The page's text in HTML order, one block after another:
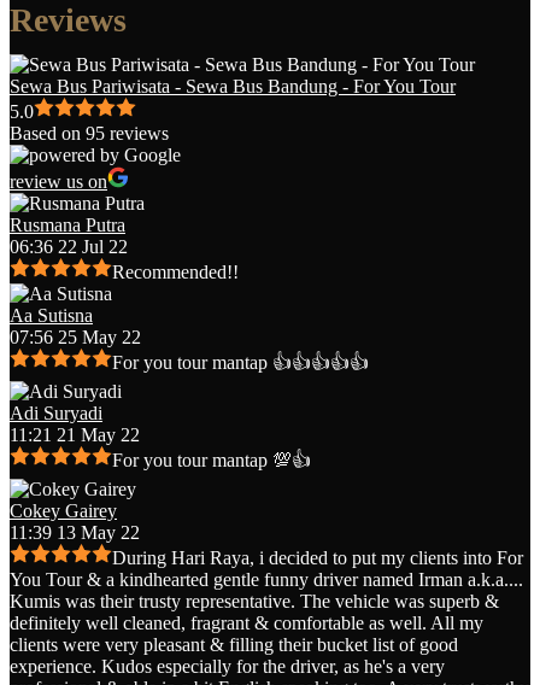
Reviews
Sewa Bus Pariwisata - Sewa Bus Bandung - For You Tour
5.0
Based on 95 reviews
review us on
Rusmana Putra
06:36 22 Jul 22
Recommended!!
Aa Sutisna
07:56 25 May 22
For you tour mantap 👍👍👍👍👍
Adi Suryadi
11:21 21 May 22
For you tour mantap 💯👍
Cokey Gairey
11:39 13 May 22
During Hari Raya, i decided to put my clients into For
You Tour & a kindhearted gentle funny driver named Irman a.k.a....
Kumis was their trusty representative. The vehicle was superb &
definitely well cleaned, fragrant & comfortable as well. All my
clients were very pleasant & filling their bucket list of good
experience. Kudos especially for the driver, as he's a very